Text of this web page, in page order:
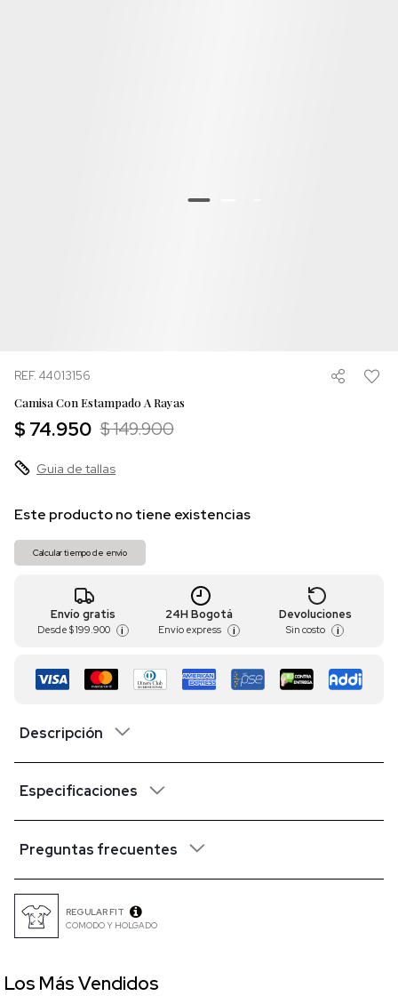
REF. 44013156
Camisa Con Estampado A Rayas
$ 74.950 $ 149.900
Guia de tallas
Este producto no tiene existencias
Calcular tiempo de envío
Envío gratis
Desde $ 199.900 i
24H Bogotá
Envío express i
Devoluciones
Sin costo i
Descripción
Especificaciones
Preguntas frecuentes
REGULAR FIT
COMODO Y HOLGADO
Los Más Vendidos